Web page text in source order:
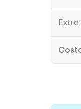
Extra